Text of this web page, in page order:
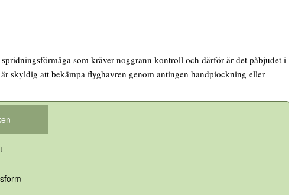
som kräver noggrann kontroll och därför är det påbjudet i
skyldig att bekämpa flyghavren genom antingen handpiockning eller